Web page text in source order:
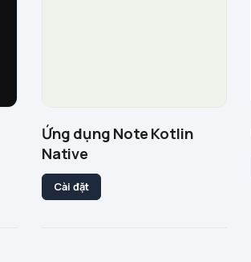
Ứng dụng Note Kotlin
Native
Cài đặt